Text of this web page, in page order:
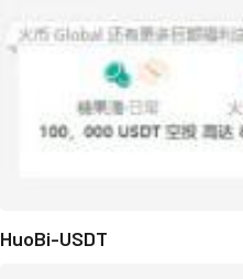
HuoBi-USDT